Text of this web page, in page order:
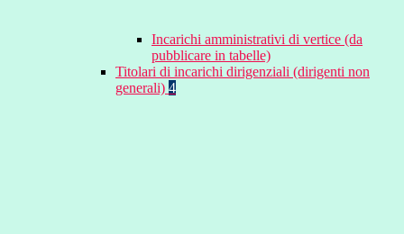
Incarichi amministrativi di vertice (da
pubblicare in tabelle)
Titolari di incarichi dirigenziali (dirigenti non
generali) 4